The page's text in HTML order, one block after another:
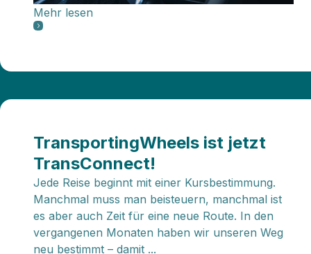
Mehr lesen
TransportingWheels ist jetzt
TransConnect!
Jede Reise beginnt mit einer Kursbestimmung.
Manchmal muss man beisteuern, manchmal ist
es aber auch Zeit für eine neue Route. In den
vergangenen Monaten haben wir unseren Weg
neu bestimmt – damit ...